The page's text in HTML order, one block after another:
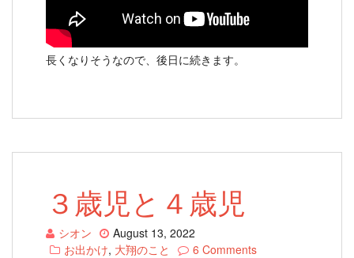
長くなりそうなので、後日に続きます。
３歳児と４歳児
シオン
August 13, 2022
お出かけ, 大翔のこと
6 Comments